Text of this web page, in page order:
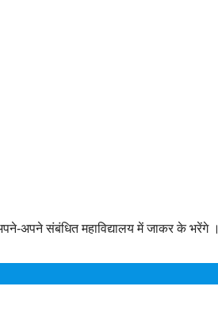
अपने-अपने संबंधित महाविद्यालय में जाकर के भरेंगे ।